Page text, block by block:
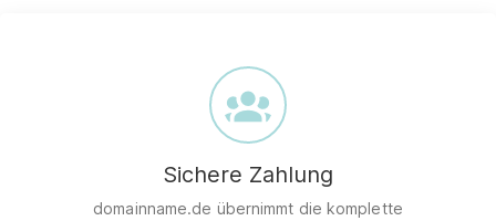
Sichere Zahlung
domainname.de übernimmt die komplette